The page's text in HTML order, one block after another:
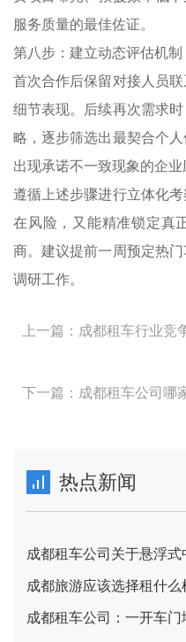
服务质量的最佳佐证。
第八步：建立动态评估机制
首次合作后保留对接人员
细节表现。后续再次需求
略，逐步筛选出最契合个
出现承诺不一致现象的企业
遵循上述步骤进行立体化
在风险，又能精准锁定真
商。建议提前一周预定热
调研工作。
下一篇：成都租车公司哪
热点新闻
成都租车公司关于悬浮
成都旅游应该选择租什么
成都租车公司：一开车